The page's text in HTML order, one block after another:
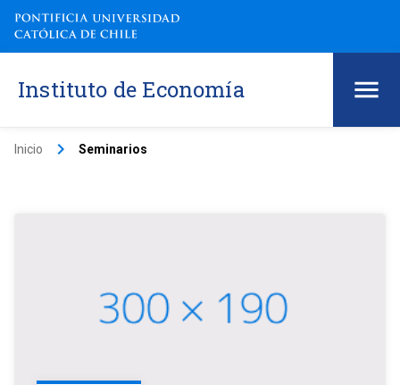
Instituto de Economía
Inicio keyboard_arrow_right Seminarios